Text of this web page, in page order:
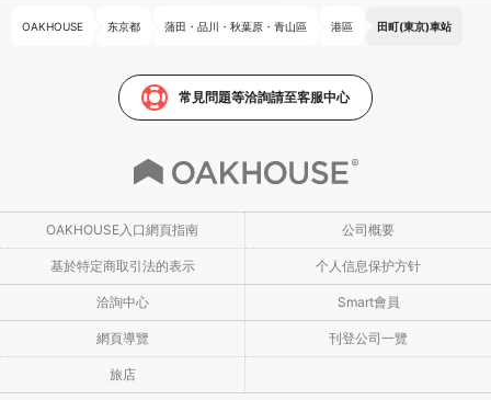
OAKHOUSE 东京都 蒲田・品川・秋葉原・青山區 港區 田町(東京)車站
常見問題等洽詢請至客服中心
OAKHOUSE入口網頁指南 公司概要
基於特定商取引法的表示 个人信息保护方针
洽詢中心 Smart會員
網頁導覽 刊登公司一覽
旅店